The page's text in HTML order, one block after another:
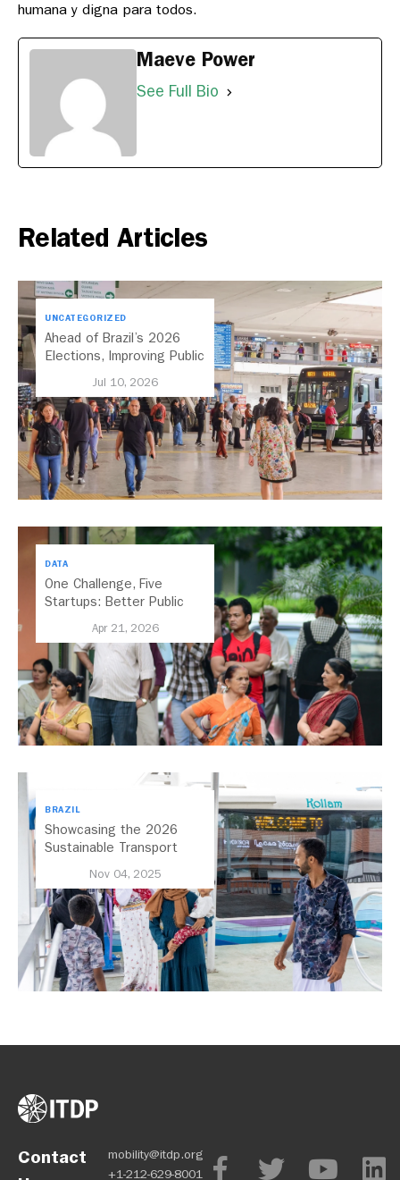
humana y digna para todos.
Maeve Power
See Full Bio
Related Articles
UNCATEGORIZED
Ahead of Brazil’s 2026
Elections, Improving Public
Jul 10, 2026
DATA
One Challenge, Five
Startups: Better Public
Apr 21, 2026
BRAZIL
Showcasing the 2026
Sustainable Transport
Nov 04, 2025
Contact
mobility@itdp.org
+1-212-629-8001